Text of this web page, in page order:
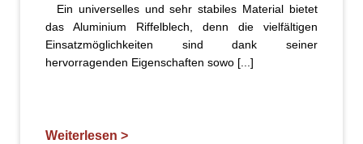
Ein universelles und sehr stabiles Material bietet
das Aluminium Riffelblech, denn die vielfältigen
Einsatzmöglichkeiten sind dank seiner
hervorragenden Eigenschaften sowo [...]
Weiterlesen >